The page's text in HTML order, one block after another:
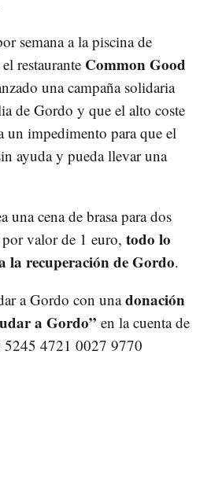
semana a la piscina de
restaurante Common Good
una campaña solidaria
de Gordo y que el alto coste
un impedimento para que el
ayuda y pueda llevar una
una cena de brasa para dos
valor de 1 euro, todo lo
la recuperación de Gordo.
a Gordo con unadonación
a Gordo” en la cuenta de
4721 0027 9770